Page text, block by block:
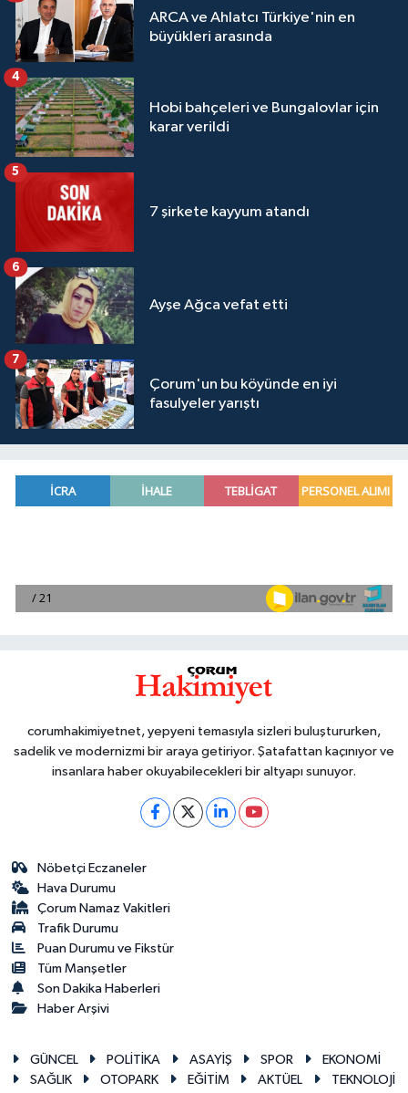
ARCA ve Ahlatcı Türkiye'nin en
büyükleri arasında
Hobi bahçeleri ve Bungalovlar için
karar verildi
4
7 şirkete kayyum atandı
5
Ayşe Ağca vefat etti
6
Çorum'un bu köyünde en iyi
fasulyeler yarıştı
7
corumhakimiyetnet, yepyeni temasıyla sizleri buluştururken,
sadelik ve modernizmi bir araya getiriyor. Şatafattan kaçınıyor ve
insanlara haber okuyabilecekleri bir altyapı sunuyor.
Nöbetçi Eczaneler
Hava Durumu
Çorum Namaz Vakitleri
Trafik Durumu
Puan Durumu ve Fikstür
Tüm Manşetler
Son Dakika Haberleri
Haber Arşivi
GÜNCEL POLİTİKA ASAYİŞ SPOR
EKONOMİ
SAĞLIK
OTOPARK EĞİTİM AKTÜEL TEKNOLOJİ